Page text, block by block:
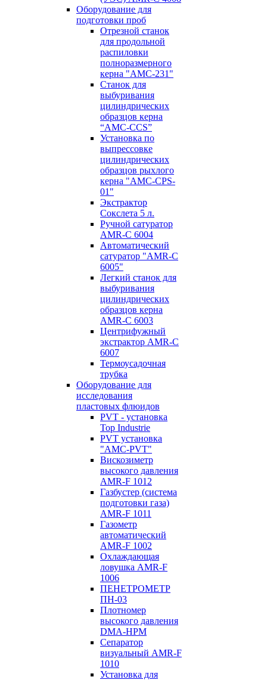
Оборудование для
подготовки проб
Отрезной станок
для продольной
распиловки
полноразмерного
керна "AMC-231"
Станок для
выбуривания
цилиндрических
образцов керна
“AMC-CCS”
Установка по
выпресcовке
цилиндрических
образцов рыхлого
керна "AMC-CPS-
01"
Экстрактор
Сокслета 5 л.
Ручной сатуратор
AMR-C 6004
Автоматический
сатуратор "AMR-C
6005"
Легкий станок для
выбуривания
цилиндрических
образцов керна
AMR-C 6003
Центрифужный
экстрактор AMR-C
6007
Термоусадочная
трубка
Оборудование для
исследования
пластовых флюидов
PVT - установка
Top Industrie
PVT установка
"AMC-PVT"
Вискозиметр
высокого давления
AMR-F 1012
Газбустер (система
подготовки газа)
AMR-F 1011
Газометр
автоматический
AMR-F 1002
Охлаждающая
ловушка AMR-F
1006
ПЕНЕТРОМЕТР
ПН-03
Плотномер
высокого давления
DMA-HPM
Сепаратор
визуальный AMR-F
1010
Установка для